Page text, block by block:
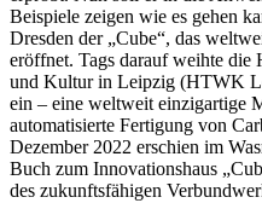
Beispiele zeigen wie es gehen
Dresden der „Cube“, das
eröffnet. Tags darauf weihte
und Kultur in Leipzig (HTWK
ein – eine weltweit einzigartige
automatisierte Fertigung von
Dezember 2022 erschien im
Buch zum Innovationshaus
des zukunftsfähigen